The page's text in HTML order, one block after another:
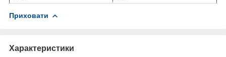
Приховати
Характеристики